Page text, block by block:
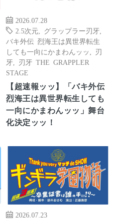
2026.07.28
2.5次元
グラップラー刃牙
バキ外伝 烈海王は異世界転生
しても一向にかまわんッッ
刃
牙
刃牙 THE GRAPPLER
STAGE
【超速報ッッ】「バキ外伝
烈海王は異世界転生しても
一向にかまわんッッ」舞台
化決定ッッ！
2026.07.23